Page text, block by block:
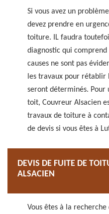
Si vous avez un
devez prendre en
toiture. IL faudra
diagnostic qui comprend
causes ne sont pas
les travaux pour rétablir
seront déterminés.
toit, Couvreur Alsacien
travaux de toiture à
de devis si vous êtes à
DEVIS DE FUITE DE
ALSACIEN
Vous êtes à la